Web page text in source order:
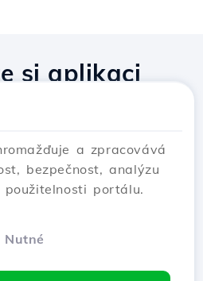
a zpracovává
bezpečnost, analýzu
portálu.
Nutné
si aplikaci